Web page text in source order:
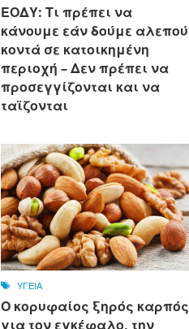
ΕΟΔΥ: Τι πρέπει να
κάνουμε εάν δούμε αλεπού
κοντά σε κατοικημένη
περιοχή – Δεν πρέπει να
προσεγγίζονται και να
ταϊζονται
ΥΓΕΙΑ
Ο κορυφαίος ξηρός καρπός
για τον εγκέφαλο, την